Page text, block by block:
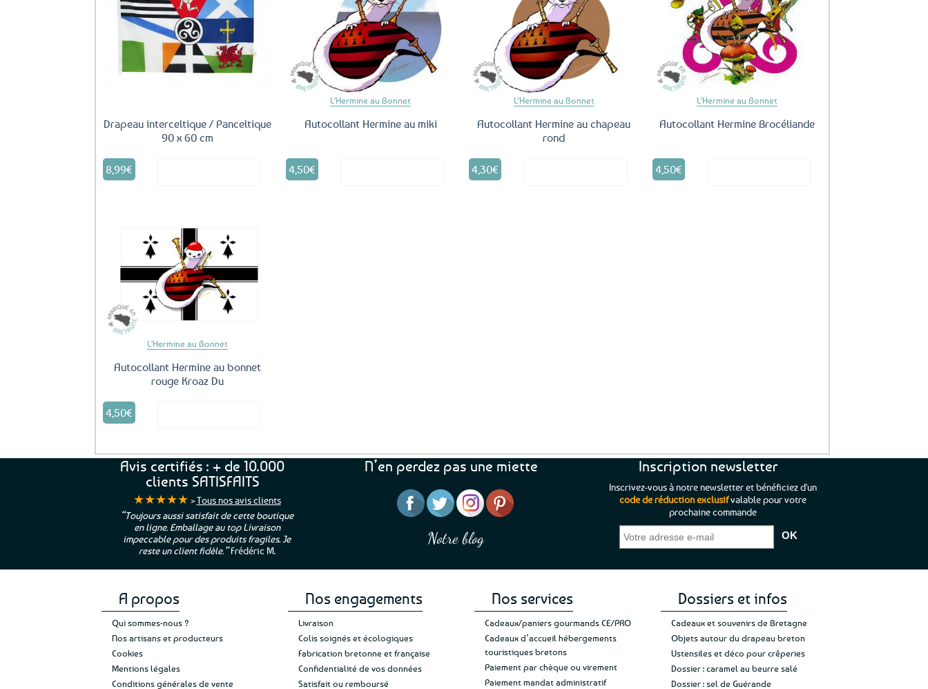
Ajouter
Drapeau interceltique / Panceltique
90 x 60 cm
8,99€
Ajouter
favoris
L'Hermine au Bonnet
Autocollant Hermine au miki
4,50€
Ajouter
favoris
L'Hermine au Bonnet
Autocollant Hermine au chapeau
rond
4,30€
L'Hermine au Bonnet
Autocollant Hermine Brocéliande
4,50€
favoris
L'Hermine au Bonnet
Autocollant Hermine au bonnet
rouge Kroaz Du
4,50€
Avis certifiés : + de 10.000
clients SATISFAITS
★★★★★ >Tous nos avis clients
“Toujours aussi satisfait de cette boutique
en ligne. Emballage au top Livraison
impeccable pour des produits fragiles. Je
reste un client fidèle.”Frédéric M.
“Une boutique que je recommande pour
leur sérieux, des bons et beaux produits
et une équipe à l’écoute :-)”Patricia M.
“J’ai mis 5 étoiles parce que je pouvais pas
en mettre 6 ;)
Je suis plus que satisfaite de mon achat et
de ma livraison. Ne changez rien”Jade C.
“C’est agréable et tout aussi rassurant
de constater qu’il n’y a pas de petite
commande, mais un client à satisfaire.”
N’en perdez pas une miette
Notre blog
Inscription newsletter
Inscrivez-vous à notre newsletter et bénéficiez d'un
code de réduction exclusifvalable pour votre
prochaine commande
A propos
Qui sommes-nous ?
Nos artisans et producteurs
Cookies
Mentions légales
Conditions générales de vente
Nos engagements
Livraison
Colis soignés et écologiques
Fabrication bretonne et française
Confidentialité de vos données
Satisfait ou remboursé
Nos services
Cadeaux/paniers gourmands CE/PRO
Cadeaux d’accueil hébergements
touristiques bretons
Paiement par chèque ou virement
Paiement mandat administratif
Dossiers et infos
Cadeaux et souvenirs de Bretagne
Objets autour du drapeau breton
Ustensiles et déco pour crêperies
Dossier : caramel au beurre salé
Dossier : sel de Guérande